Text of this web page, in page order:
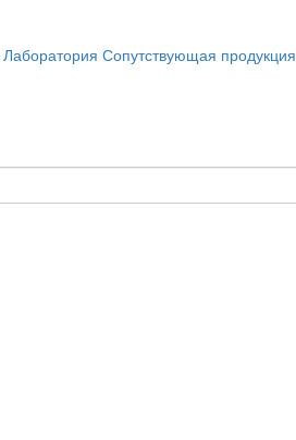
Лаборатория Сопутствующая продукция